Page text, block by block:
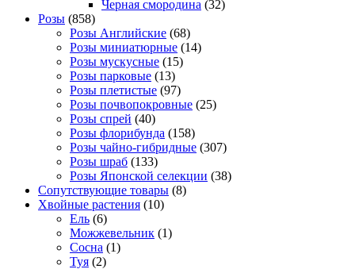
Черная смородина (32)
Розы (858)
Розы Английские (68)
Розы миниатюрные (14)
Розы мускусные (15)
Розы парковые (13)
Розы плетистые (97)
Розы почвопокровные (25)
Розы спрей (40)
Розы флорибунда (158)
Розы чайно-гибридные (307)
Розы шраб (133)
Розы Японской селекции (38)
Сопутствующие товары (8)
Хвойные растения (10)
Ель (6)
Можжевельник (1)
Сосна (1)
Туя (2)